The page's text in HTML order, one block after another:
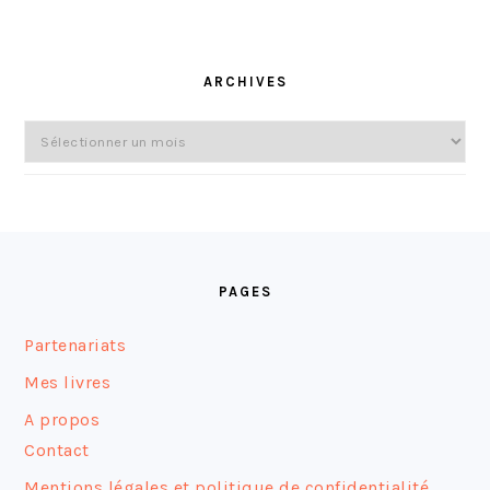
ARCHIVES
Archives
PAGES
Partenariats
Mes livres
A propos
Contact